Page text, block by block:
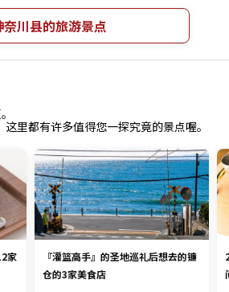
奈川县的旅游景点
里都有许多值得您一探究竟的景点喔。
家
『灌篮高手』的圣地巡礼后想去的镰
仓的3家美食店